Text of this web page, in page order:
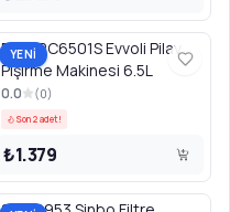
YENİ
EVKARC6501S Evvoli Pilav
Pişirme Makinesi 6.5L
0.0 (0)
Son 2 adet!
₺1.379